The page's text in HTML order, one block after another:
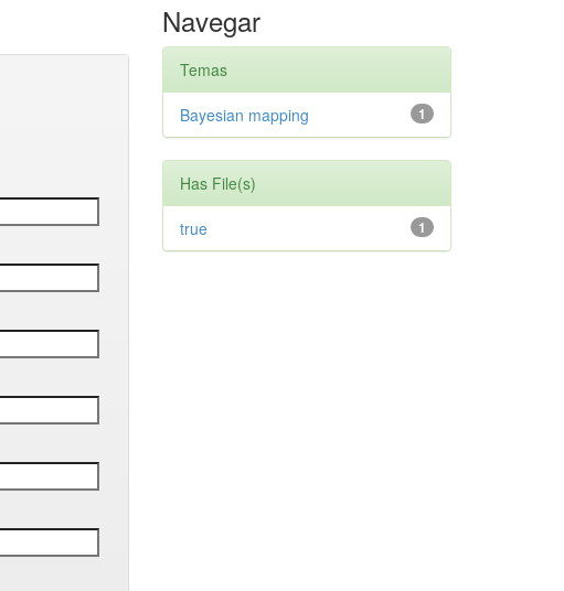
Navegar
Temas
1
Bayesian mapping
Has File(s)
1
true